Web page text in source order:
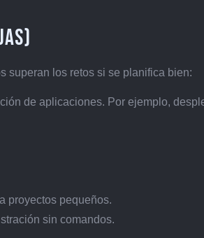
superan los retos si se planifica bien:
de aplicaciones. Por ejemplo,
proyectos pequeños.
sin comandos.